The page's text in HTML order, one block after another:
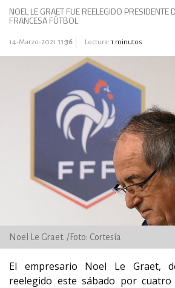
NOEL LE GRAET FUE REELEGIDO PRESIDENTE
FRANCESA FÚTBOL
14-Marzo-2021 11:36 Lectura: 1 minutos
Noel Le Graet. /Foto: Cortesía
El empresario Noel Le Graet,
reelegido este sábado por